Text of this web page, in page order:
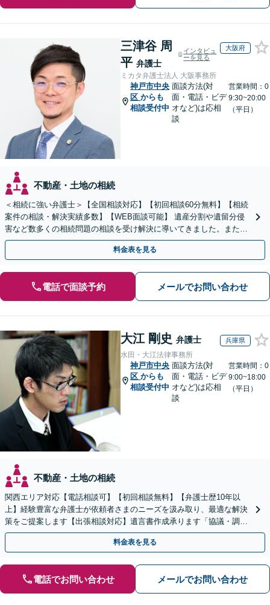
三津谷 周
平 弁護士
インタビュ
ーを見る
大阪府
ミカタ弁護士法人 大阪事務所
神戸市中央
区 からも
相談受付中
面談方法(対
面・電話・ビデ
オなど)は応相
談
営業時間：0
9:30~20:00
（平日）
不動産・土地の相続
＜相続に強い弁護士＞【全国相談対応】【初回相談60分無料】【相続
案件の相談・解決実績多数】【WEB面談可能】 遺産分割や遺留分侵
害など数多くの相続問題の相談を受け解決に導いてきました。また、
過去に１００件超の遺言作成のお手伝いをしました。
料金表を見る
電話で面談予約 メールでお問い合わせ
大江 剛史 弁護士 兵庫県
水田・大江法律事務所
神戸市中央
区 からも
相談受付中
面談方法(対
面・電話・ビデ
オなど)は応相
談
営業時間：0
9:00~18:00
（平日）
不動産・土地の相続
関西エリア対応【電話相談可】【初回相談無料】【弁護士歴10年以
上】経験豊富な弁護士が依頼者さまのニーズを汲み取り、最適な解決
策をご提案します【出張相談対応】遺言書作成承ります「協議・調
停・審判どの段階でも相談OK」【分割・後払い利用可】
料金表を見る
電話でお問い合わせ メールでお問い合わせ